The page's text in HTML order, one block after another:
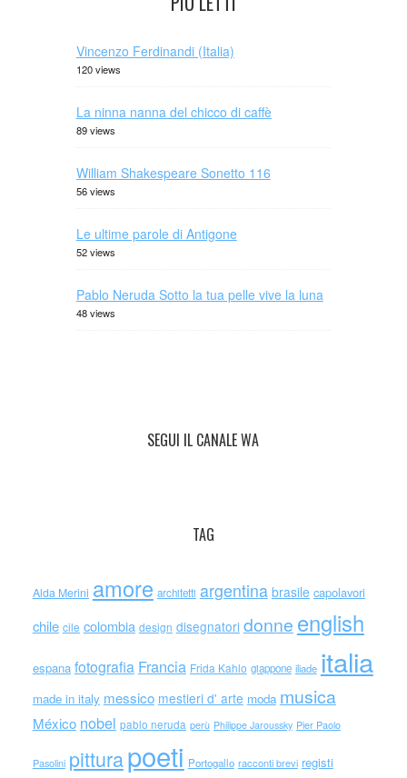
Vincenzo Ferdinandi (Italia)
120 views
La ninna nanna del chicco di caffè
89 views
William Shakespeare Sonetto 116
56 views
Le ultime parole di Antigone
52 views
Pablo Neruda Sotto la tua pelle vive la luna
48 views
SEGUI IL CANALE WA
TAG
Alda Merini amore architetti argentina brasile capolavori
chile cile colombia design disegnatori donne english
espana fotografia Francia Frida Kahlo giappone iliade italia
made in italy messico mestieri d' arte moda musica
México nobel pablo neruda perù Philippe Jaroussky Pier Paolo
Pasolini pitturapoeti Portogallo racconti brevi registi